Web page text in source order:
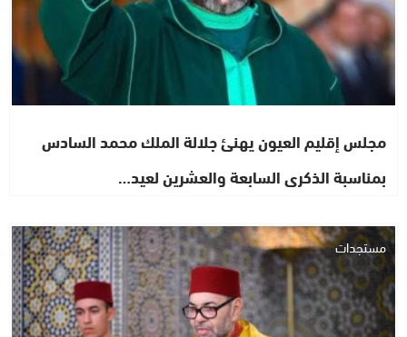
مجلس إقليم العيون يهنئ جلالة الملك محمد السادس
بمناسبة الذكرى السابعة والعشرين لعيد…
مستجدات